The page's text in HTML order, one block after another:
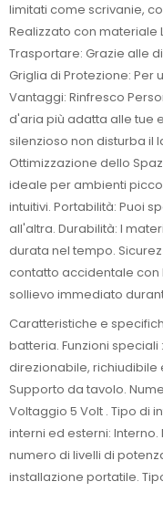
limitati come scrivanie,
Realizzato con materiale
Trasportare: Grazie alle
Griglia di Protezione: Per
Vantaggi: Rinfresco
d'aria più adatta alle tue
silenzioso non disturba il
Ottimizzazione dello
ideale per ambienti
intuitivi. Portabilità: Puoi
all'altra. Durabilità: I
durata nel tempo.
contatto accidentale con
sollievo immediato
Caratteristiche e
batteria. Funzioni
direzionabile, richiudibile
Supporto da tavolo.
Voltaggio 5 Volt . Tipo di
interni ed esterni:
numero di livelli di
installazione portatile.